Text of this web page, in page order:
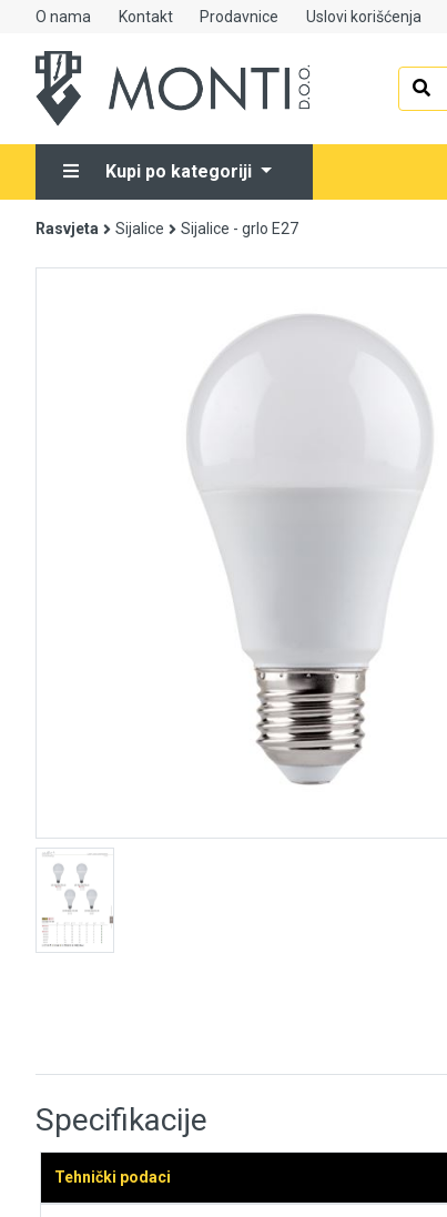
O nama Kontakt Prodavnice Uslovi korišćenja
Kupi po kategoriji
Alati
Elektrooprema
Grijanje i klimatizacija
Mjerno-regulaciona oprema
Tehnička hemija i kućni program
Rasvjeta Sijalice Sijalice - grlo E27
Specifikacije
Tehnički podaci